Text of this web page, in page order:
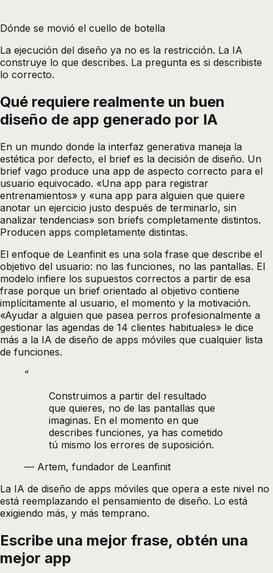
Dónde se movió el cuello de botella
La ejecución del diseño ya no es la restricción. La IA
construye lo que describes. La pregunta es si describiste
lo correcto.
Qué requiere realmente un buen
diseño de app generado por IA
En un mundo donde la interfaz generativa maneja la
estética por defecto, el brief es la decisión de diseño. Un
brief vago produce una app de aspecto correcto para el
usuario equivocado. «Una app para registrar
entrenamientos» y «una app para alguien que quiere
anotar un ejercicio justo después de terminarlo, sin
analizar tendencias» son briefs completamente distintos.
Producen apps completamente distintas.
El enfoque de Leanfinit es una sola frase que describe el
objetivo del usuario: no las funciones, no las pantallas. El
modelo infiere los supuestos correctos a partir de esa
frase porque un brief orientado al objetivo contiene
implícitamente al usuario, el momento y la motivación.
«Ayudar a alguien que pasea perros profesionalmente a
gestionar las agendas de 14 clientes habituales» le dice
más a la IA de diseño de apps móviles que cualquier lista
de funciones.
“
Construimos a partir del resultado
que quieres, no de las pantallas que
imaginas. En el momento en que
describes funciones, ya has cometido
tú mismo los errores de suposición.
— Artem, fundador de Leanfinit
La IA de diseño de apps móviles que opera a este nivel no
está reemplazando el pensamiento de diseño. Lo está
exigiendo más, y más temprano.
Escribe una mejor frase, obtén una
mejor app